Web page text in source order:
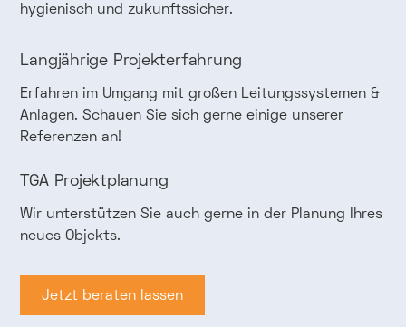
hygienisch und zukunftssicher.
Langjährige Projekterfahrung
Erfahren im Umgang mit großen Leitungssystemen &
Anlagen. Schauen Sie sich gerne einige unserer
Referenzen an!
TGA Projektplanung
Wir unterstützen Sie auch gerne in der Planung Ihres
neues Objekts.
Jetzt beraten lassen
Jetzt beraten lassen